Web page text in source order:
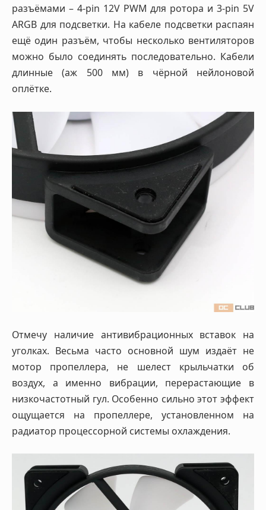
разъёмами – 4-pin 12V PWM для ротора и 3-pin 5V
ARGB для подсветки. На кабеле подсветки распаян
ещё один разъём, чтобы несколько вентиляторов
можно было соединять последовательно. Кабели
длинные (аж 500 мм) в чёрной нейлоновой
оплётке.
Отмечу наличие антивибрационных вставок на
уголках. Весьма часто основной шум издаёт не
мотор пропеллера, не шелест крыльчатки об
воздух, а именно вибрации, перерастающие в
низкочастотный гул. Особенно сильно этот эффект
ощущается на пропеллере, установленном на
радиатор процессорной системы охлаждения.